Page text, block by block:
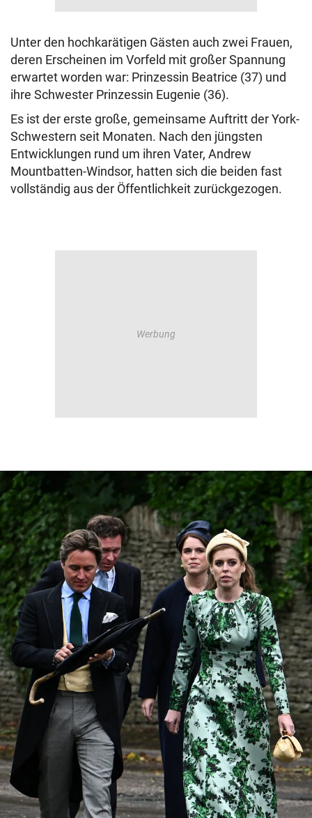
Unter den hochkarätigen Gästen auch zwei Frauen,
deren Erscheinen im Vorfeld mit großer Spannung
erwartet worden war: Prinzessin Beatrice (37) und
ihre Schwester Prinzessin Eugenie (36).
Es ist der erste große, gemeinsame Auftritt der York-
Schwestern seit Monaten. Nach den jüngsten
Entwicklungen rund um ihren Vater, Andrew
Mountbatten-Windsor, hatten sich die beiden fast
vollständig aus der Öffentlichkeit zurückgezogen.